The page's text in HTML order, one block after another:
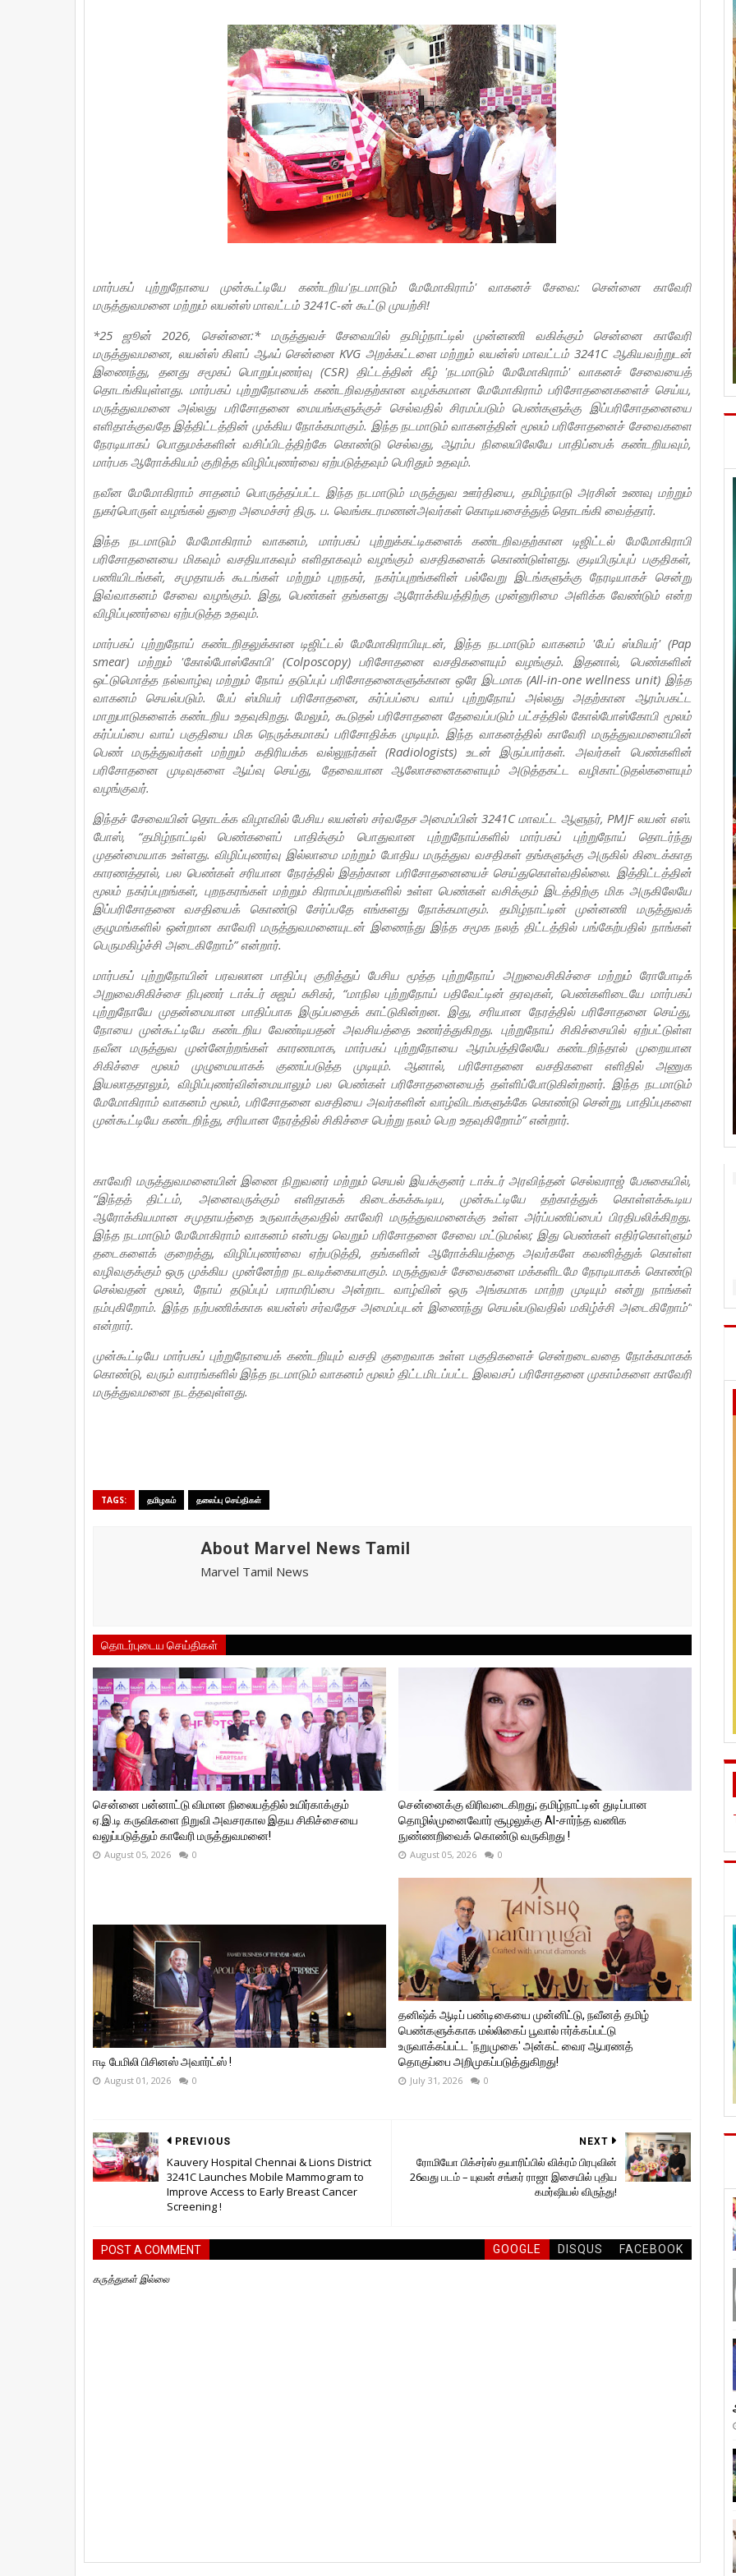
e
மார்பகப் புற்றுநோயை முன்கூட்டியே கண்டறிய'நடமாடும் மேமோகிராம்' வாகனச் சேவை: சென்னை காவேரி
மருத்துவமனை மற்றும் லயன்ஸ் மாவட்டம் 3241C-ன் கூட்டு முயற்சி!
*25 ஜூன் 2026, சென்னை:* மருத்துவச் சேவையில் தமிழ்நாட்டில் முன்னணி வகிக்கும் சென்னை காவேரி
மருத்துவமனை, லயன்ஸ் கிளப் ஆஃப் சென்னை KVG அறக்கட்டளை மற்றும் லயன்ஸ் மாவட்டம் 3241C ஆகியவற்றுடன்
இணைந்து, தனது சமூகப் பொறுப்புணர்வு (CSR) திட்டத்தின் கீழ் 'நடமாடும் மேமோகிராம்' வாகனச் சேவையைத்
தொடங்கியுள்ளது. மார்பகப் புற்றுநோயைக் கண்டறிவதற்கான வழக்கமான மேமோகிராம் பரிசோதனைகளைச் செய்ய,
மருத்துவமனை அல்லது பரிசோதனை மையங்களுக்குச் செல்வதில் சிரமப்படும் பெண்களுக்கு இப்பரிசோதனையை
எளிதாக்குவதே இத்திட்டத்தின் முக்கிய நோக்கமாகும். இந்த நடமாடும் வாகனத்தின் மூலம் பரிசோதனைச் சேவைகளை
நேரடியாகப் பொதுமக்களின் வசிப்பிடத்திற்கே கொண்டு செல்வது, ஆரம்ப நிலையிலேயே பாதிப்பைக் கண்டறியவும்,
மார்பக ஆரோக்கியம் குறித்த விழிப்புணர்வை ஏற்படுத்தவும் பெரிதும் உதவும்.
நவீன மேமோகிராம் சாதனம் பொருத்தப்பட்ட இந்த நடமாடும் மருத்துவ ஊர்தியை, தமிழ்நாடு அரசின் உணவு மற்றும்
நுகர்பொருள் வழங்கல் துறை அமைச்சர் திரு. ப. வெங்கடரமணன்அவர்கள் கொடியசைத்துத் தொடங்கி வைத்தார்.
இந்த நடமாடும் மேமோகிராம் வாகனம், மார்பகப் புற்றுக்கட்டிகளைக் கண்டறிவதற்கான டிஜிட்டல் மேமோகிராபி
பரிசோதனையை மிகவும் வசதியாகவும் எளிதாகவும் வழங்கும் வசதிகளைக் கொண்டுள்ளது. குடியிருப்புப் பகுதிகள்,
பணியிடங்கள், சமுதாயக் கூடங்கள் மற்றும் புறநகர், நகர்ப்புறங்களின் பல்வேறு இடங்களுக்கு நேரடியாகச் சென்று
இவ்வாகனம் சேவை வழங்கும். இது, பெண்கள் தங்களது ஆரோக்கியத்திற்கு முன்னுரிமை அளிக்க வேண்டும் என்ற
விழிப்புணர்வை ஏற்படுத்த உதவும்.
மார்பகப் புற்றுநோய் கண்டறிதலுக்கான டிஜிட்டல் மேமோகிராபியுடன், இந்த நடமாடும் வாகனம் 'பேப் ஸ்மியர்' (Pap
smear) மற்றும் 'கோல்போஸ்கோபி' (Colposcopy) பரிசோதனை வசதிகளையும் வழங்கும். இதனால், பெண்களின்
ஒட்டுமொத்த நல்வாழ்வு மற்றும் நோய் தடுப்புப் பரிசோதனைகளுக்கான ஒரே இடமாக (All-in-one wellness unit) இந்த
வாகனம் செயல்படும். பேப் ஸ்மியர் பரிசோதனை, கர்ப்பப்பை வாய் புற்றுநோய் அல்லது அதற்கான ஆரம்பகட்ட
மாறுபாடுகளைக் கண்டறிய உதவுகிறது. மேலும், கூடுதல் பரிசோதனை தேவைப்படும் பட்சத்தில் கோல்போஸ்கோபி மூலம்
கர்ப்பப்பை வாய் பகுதியை மிக நெருக்கமாகப் பரிசோதிக்க முடியும். இந்த வாகனத்தில் காவேரி மருத்துவமனையின்
பெண் மருத்துவர்கள் மற்றும் கதிரியக்க வல்லுநர்கள் (Radiologists) உடன் இருப்பார்கள். அவர்கள் பெண்களின்
பரிசோதனை முடிவுகளை ஆய்வு செய்து, தேவையான ஆலோசனைகளையும் அடுத்தகட்ட வழிகாட்டுதல்களையும்
வழங்குவர்.
இந்தச் சேவையின் தொடக்க விழாவில் பேசிய லயன்ஸ் சர்வதேச அமைப்பின் 3241C மாவட்ட ஆளுநர், PMJF லயன் எஸ்.
போஸ், “தமிழ்நாட்டில் பெண்களைப் பாதிக்கும் பொதுவான புற்றுநோய்களில் மார்பகப் புற்றுநோய் தொடர்ந்து
முதன்மையாக உள்ளது. விழிப்புணர்வு இல்லாமை மற்றும் போதிய மருத்துவ வசதிகள் தங்களுக்கு அருகில் கிடைக்காத
காரணத்தால், பல பெண்கள் சரியான நேரத்தில் இதற்கான பரிசோதனையைச் செய்துகொள்வதில்லை. இத்திட்டத்தின்
மூலம் நகர்ப்புறங்கள், புறநகரங்கள் மற்றும் கிராமப்புறங்களில் உள்ள பெண்கள் வசிக்கும் இடத்திற்கு மிக அருகிலேயே
இப்பரிசோதனை வசதியைக் கொண்டு சேர்ப்பதே எங்களது நோக்கமாகும். தமிழ்நாட்டின் முன்னணி மருத்துவக்
குழுமங்களில் ஒன்றான காவேரி மருத்துவமனையுடன் இணைந்து இந்த சமூக நலத் திட்டத்தில் பங்கேற்பதில் நாங்கள்
பெருமகிழ்ச்சி அடைகிறோம்” என்றார்.
மார்பகப் புற்றுநோயின் பரவலான பாதிப்பு குறித்துப் பேசிய மூத்த புற்றுநோய் அறுவைசிகிச்சை மற்றும் ரோபோடிக்
அறுவைசிகிச்சை நிபுணர் டாக்டர் சுஜய் சுசிகர், “மாநில புற்றுநோய் பதிவேட்டின் தரவுகள், பெண்களிடையே மார்பகப்
புற்றுநோயே முதன்மையான பாதிப்பாக இருப்பதைக் காட்டுகின்றன. இது, சரியான நேரத்தில் பரிசோதனை செய்து,
நோயை முன்கூட்டியே கண்டறிய வேண்டியதன் அவசியத்தை உணர்த்துகிறது. புற்றுநோய் சிகிச்சையில் ஏற்பட்டுள்ள
நவீன மருத்துவ முன்னேற்றங்கள் காரணமாக, மார்பகப் புற்றுநோயை ஆரம்பத்திலேயே கண்டறிந்தால் முறையான
சிகிச்சை மூலம் முழுமையாகக் குணப்படுத்த முடியும். ஆனால், பரிசோதனை வசதிகளை எளிதில் அணுக
இயலாததாலும், விழிப்புணர்வின்மையாலும் பல பெண்கள் பரிசோதனையைத் தள்ளிப்போடுகின்றனர். இந்த நடமாடும்
மேமோகிராம் வாகனம் மூலம், பரிசோதனை வசதியை அவர்களின் வாழ்விடங்களுக்கே கொண்டு சென்று, பாதிப்புகளை
முன்கூட்டியே கண்டறிந்து, சரியான நேரத்தில் சிகிச்சை பெற்று நலம் பெற உதவுகிறோம்” என்றார்.
காவேரி மருத்துவமனையின் இணை நிறுவனர் மற்றும் செயல் இயக்குனர் டாக்டர் அரவிந்தன் செல்வராஜ் பேசுகையில்,
“இந்தத் திட்டம், அனைவருக்கும் எளிதாகக் கிடைக்கக்கூடிய, முன்கூட்டியே தற்காத்துக் கொள்ளக்கூடிய
ஆரோக்கியமான சமுதாயத்தை உருவாக்குவதில் காவேரி மருத்துவமனைக்கு உள்ள அர்ப்பணிப்பைப் பிரதிபலிக்கிறது.
இந்த நடமாடும் மேமோகிராம் வாகனம் என்பது வெறும் பரிசோதனை சேவை மட்டுமல்ல; இது பெண்கள் எதிர்கொள்ளும்
தடைகளைக் குறைத்து, விழிப்புணர்வை ஏற்படுத்தி, தங்களின் ஆரோக்கியத்தை அவர்களே கவனித்துக் கொள்ள
வழிவகுக்கும் ஒரு முக்கிய முன்னேற்ற நடவடிக்கையாகும். மருத்துவச் சேவைகளை மக்களிடமே நேரடியாகக் கொண்டு
செல்வதன் மூலம், நோய் தடுப்புப் பராமரிப்பை அன்றாட வாழ்வின் ஒரு அங்கமாக மாற்ற முடியும் என்று நாங்கள்
நம்புகிறோம். இந்த நற்பணிக்காக லயன்ஸ் சர்வதேச அமைப்புடன் இணைந்து செயல்படுவதில் மகிழ்ச்சி அடைகிறோம்”
என்றார்.
முன்கூட்டியே மார்பகப் புற்றுநோயைக் கண்டறியும் வசதி குறைவாக உள்ள பகுதிகளைச் சென்றடைவதை நோக்கமாகக்
கொண்டு, வரும் வாரங்களில் இந்த நடமாடும் வாகனம் மூலம் திட்டமிடப்பட்ட இலவசப் பரிசோதனை முகாம்களை காவேரி
மருத்துவமனை நடத்தவுள்ளது.
TAGS: தமிழகம் தலைப்பு செய்திகள்
About Marvel News Tamil
Marvel Tamil News
தொடர்புடைய செய்திகள்
சென்னை பன்னாட்டு விமான நிலையத்தில் உயிர்காக்கும்
ஏ.இ.டி கருவிகளை நிறுவி அவசரகால இதய சிகிச்சையை
வலுப்படுத்தும் காவேரி மருத்துவமனை!
August 05, 2026 0
சென்னைக்கு விரிவடைகிறது; தமிழ்நாட்டின் துடிப்பான
தொழில்முனைவோர் சூழலுக்கு AI-சார்ந்த வணிக
நுண்ணறிவைக் கொண்டு வருகிறது !
August 05, 2026 0
ஈடி பேமிலி பிசினஸ் அவார்ட்ஸ் !
August 01, 2026 0
தனிஷ்க் ஆடிப் பண்டிகையை முன்னிட்டு, நவீனத் தமிழ்
பெண்களுக்காக மல்லிகைப் பூவால் ஈர்க்கப்பட்டு
உருவாக்கப்பட்ட 'நறுமுகை' அன்கட் வைர ஆபரணத்
தொகுப்பை அறிமுகப்படுத்துகிறது!
July 31, 2026 0
NEXT
ரோமியோ பிக்சர்ஸ் தயாரிப்பில் விக்ரம் பிரபுவின்
26வது படம் – யுவன் சங்கர் ராஜா இசையில் புதிய
கமர்ஷியல் விருந்து!
PREVIOUS
Kauvery Hospital Chennai & Lions District
3241C Launches Mobile Mammogram to
Improve Access to Early Breast Cancer
Screening !
POST A COMMENT GOOGLE DISQUS FACEBOOK
கருத்துகள் இல்லை